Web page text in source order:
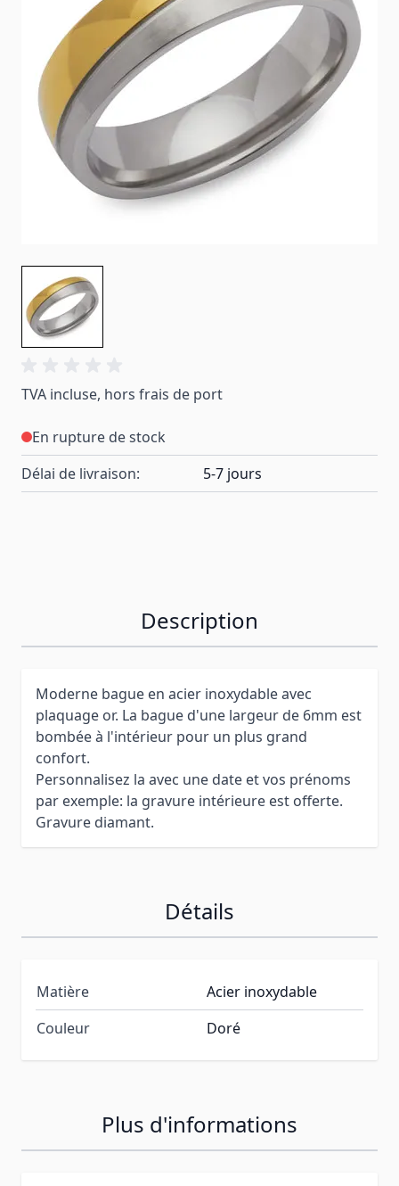
TVA incluse, hors frais de port
En rupture de stock
Délai de livraison:
5-7 jours
Description
Moderne bague en acier inoxydable avec
plaquage or. La bague d'une largeur de 6mm est
bombée à l'intérieur pour un plus grand
confort.
Personnalisez la avec une date et vos prénoms
par exemple: la gravure intérieure est offerte.
Gravure diamant.
Détails
Matière
Acier inoxydable
Couleur
Doré
Plus d'informations